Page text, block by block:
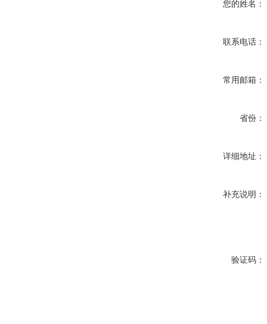
您的姓名：
联系电话：
常用邮箱：
省份：
详细地址：
补充说明：
验证码：